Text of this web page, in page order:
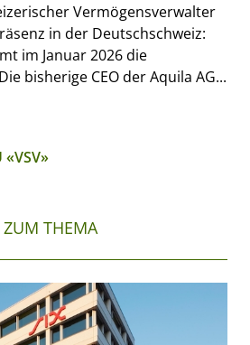
Vermögensverwalter
in der Deutschschweiz:
im Januar 2026 die
bisherige CEO der Aquila AG...
«VSV»
ZUM THEMA